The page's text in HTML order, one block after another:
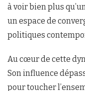
à voir bien plus
un espace de
politiques
Au cœur de cette
Son influence
pour toucher